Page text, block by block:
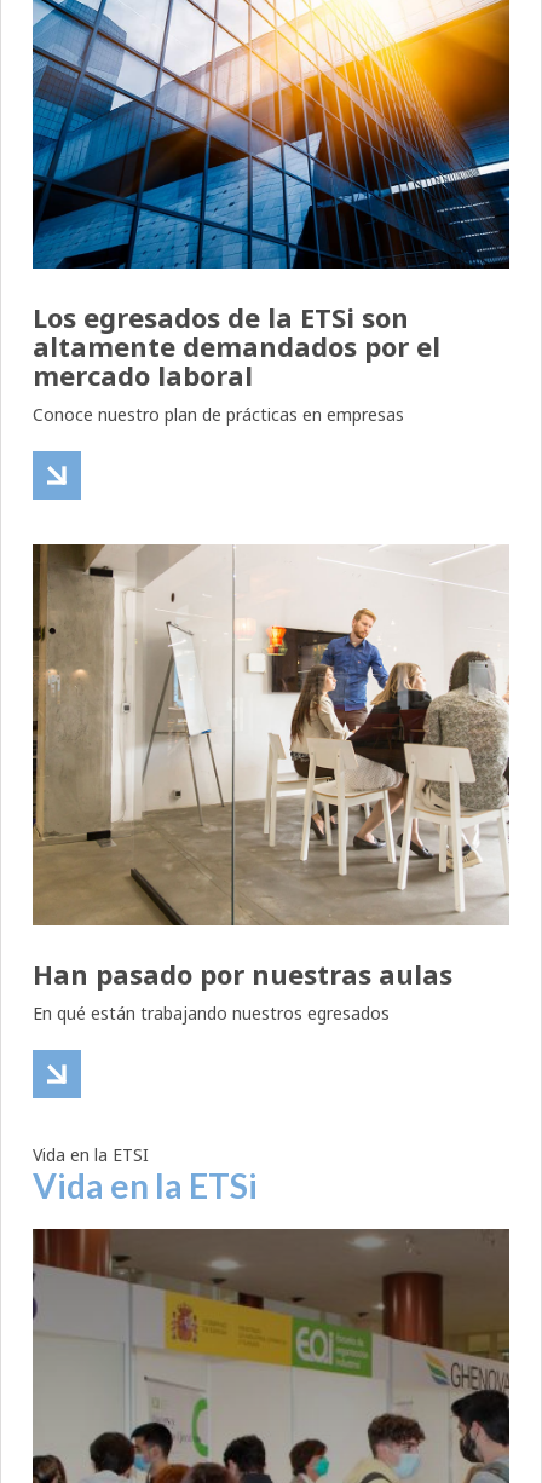
Los egresados de la ETSi son
altamente demandados por el
mercado laboral
Conoce nuestro plan de prácticas en empresas
Han pasado por nuestras aulas
En qué están trabajando nuestros egresados
Vida en la ETSI
Vida en la ETSi